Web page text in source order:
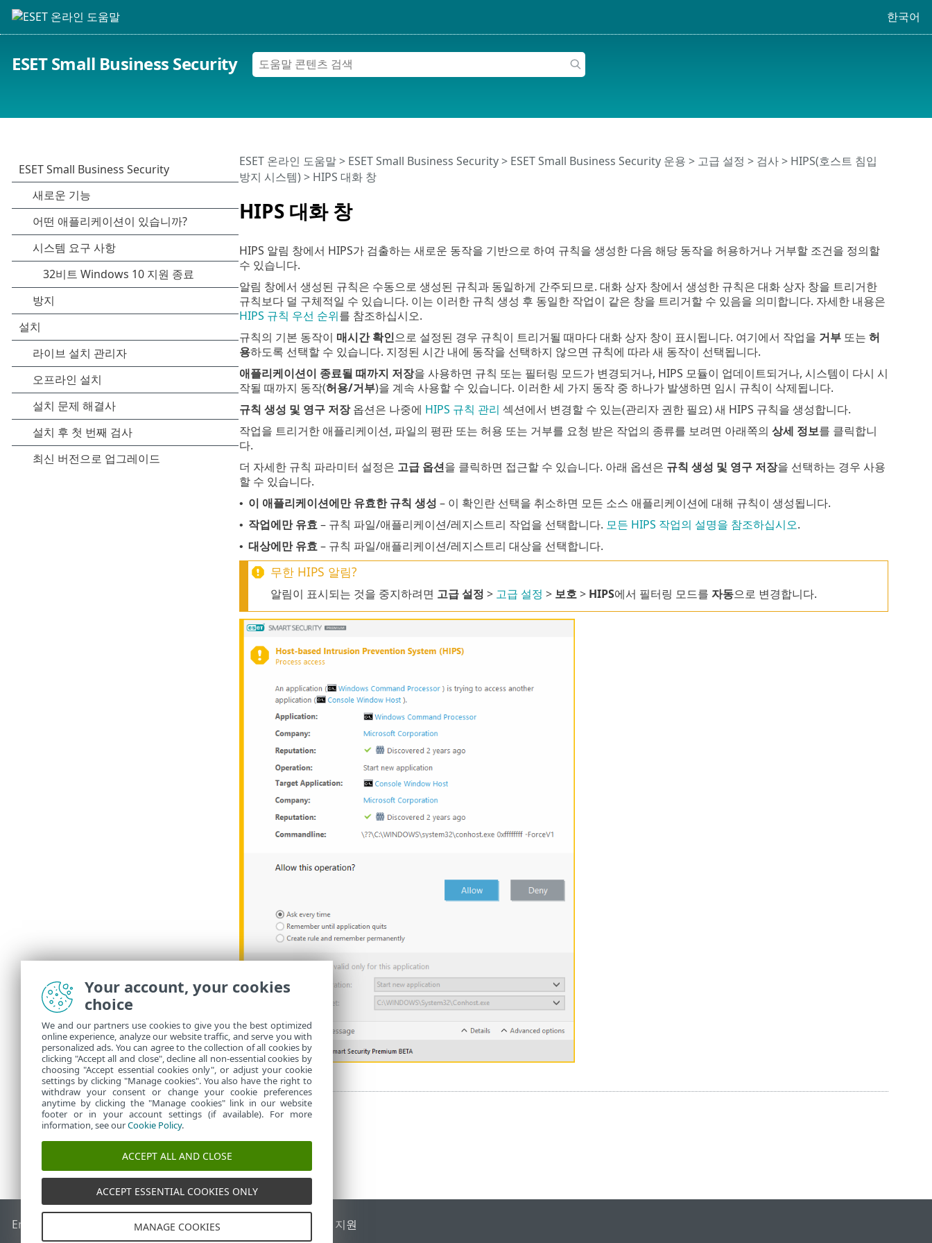
한국어
ESET Small Business Security
HIPS 대화 창
ESET 온라인 도움말> ESET Small Business Security> ESET Small Business Security 운용 > 고급 설정 > 검사> HIPS(호스트 침입
방지 시스템) > HIPS 대화 창
HIPS 알림 창에서 HIPS가 검출하는 새로운 동작을 기반으로 하여 규칙을 생성한 다음 해당 동작을 허용하거나 거부할 조건을 정의할
수 있습니다.
알림 창에서 생성된 규칙은 수동으로 생성된 규칙과 동일하게 간주되므로. 대화 상자 창에서 생성한 규칙은 대화 상자 창을 트리거한
규칙보다 덜 구체적일 수 있습니다. 이는 이러한 규칙 생성 후 동일한 작업이 같은 창을 트리거할 수 있음을 의미합니다. 자세한 내용은
HIPS 규칙 우선 순위를 참조하십시오.
규칙의 기본 동작이 매시간 확인으로 설정된 경우 규칙이 트리거될 때마다 대화 상자 창이 표시됩니다. 여기에서 작업을 거부또는 허
용하도록 선택할 수 있습니다. 지정된 시간 내에 동작을 선택하지 않으면 규칙에 따라 새 동작이 선택됩니다.
애플리케이션이 종료될 때까지 저장을 사용하면 규칙 또는 필터링 모드가 변경되거나, HIPS 모듈이 업데이트되거나, 시스템이 다시 시
작될 때까지 동작(허용/거부)을 계속 사용할 수 있습니다. 이러한 세 가지 동작 중 하나가 발생하면 임시 규칙이 삭제됩니다.
규칙 생성 및 영구 저장옵션은 나중에 HIPS 규칙 관리 섹션에서 변경할 수 있는(관리자 권한 필요) 새 HIPS 규칙을 생성합니다.
작업을 트리거한 애플리케이션, 파일의 평판 또는 허용 또는 거부를 요청 받은 작업의 종류를 보려면 아래쪽의 상세 정보를 클릭합니
다.
더 자세한 규칙 파라미터 설정은 고급 옵션을 클릭하면 접근할 수 있습니다. 아래 옵션은 규칙 생성 및 영구 저장을 선택하는 경우 사용
할 수 있습니다.
• 이 애플리케이션에만 유효한 규칙 생성 – 이 확인란 선택을 취소하면 모든 소스 애플리케이션에 대해 규칙이 생성됩니다.
• 작업에만 유효– 규칙 파일/애플리케이션/레지스트리 작업을 선택합니다. 모든 HIPS 작업의 설명을 참조하십시오.
• 대상에만 유효– 규칙 파일/애플리케이션/레지스트리 대상을 선택합니다.
무한 HIPS 알림?
알림이 표시되는 것을 중지하려면 고급 설정 > 고급 설정 > 보호> HIPS에서 필터링 모드를 자동으로 변경합니다.
End of Life ESET 지식 베이스ESET 포럼ESET Status Portal 국가별 지원
Your account, your cookies
choice
We and our partners use cookies to give you the best optimized
online experience, analyze our website traffic, and serve you with
personalized ads. You can agree to the collection of all cookies by
clicking "Accept all and close", decline all non-essential cookies by
choosing "Accept essential cookies only", or adjust your cookie
settings by clicking "Manage cookies". You also have the right to
withdraw your consent or change your cookie preferences
anytime by clicking the "Manage cookies" link in our website
footer or in your account settings (if available). For more
information, see ourCookie Policy.
ACCEPT ALL AND CLOSE
ACCEPT ESSENTIAL COOKIES ONLY
MANAGE COOKIES